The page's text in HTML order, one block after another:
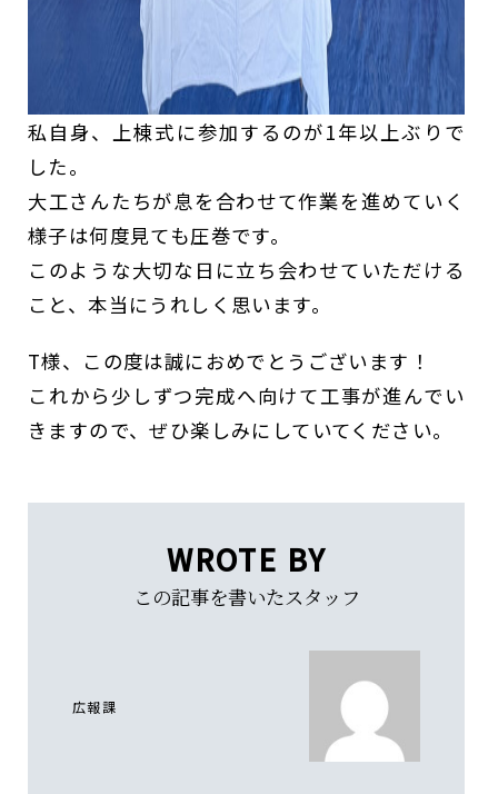
私自身、上棟式に参加するのが1年以上ぶりで
した。
大工さんたちが息を合わせて作業を進めていく
様子は何度見ても圧巻です。
このような大切な日に立ち会わせていただける
こと、本当にうれしく思います。
T様、この度は誠におめでとうございます！
これから少しずつ完成へ向けて工事が進んでい
きますので、ぜひ楽しみにしていてください。
WROTE BY
この記事を書いたスタッフ
広報課